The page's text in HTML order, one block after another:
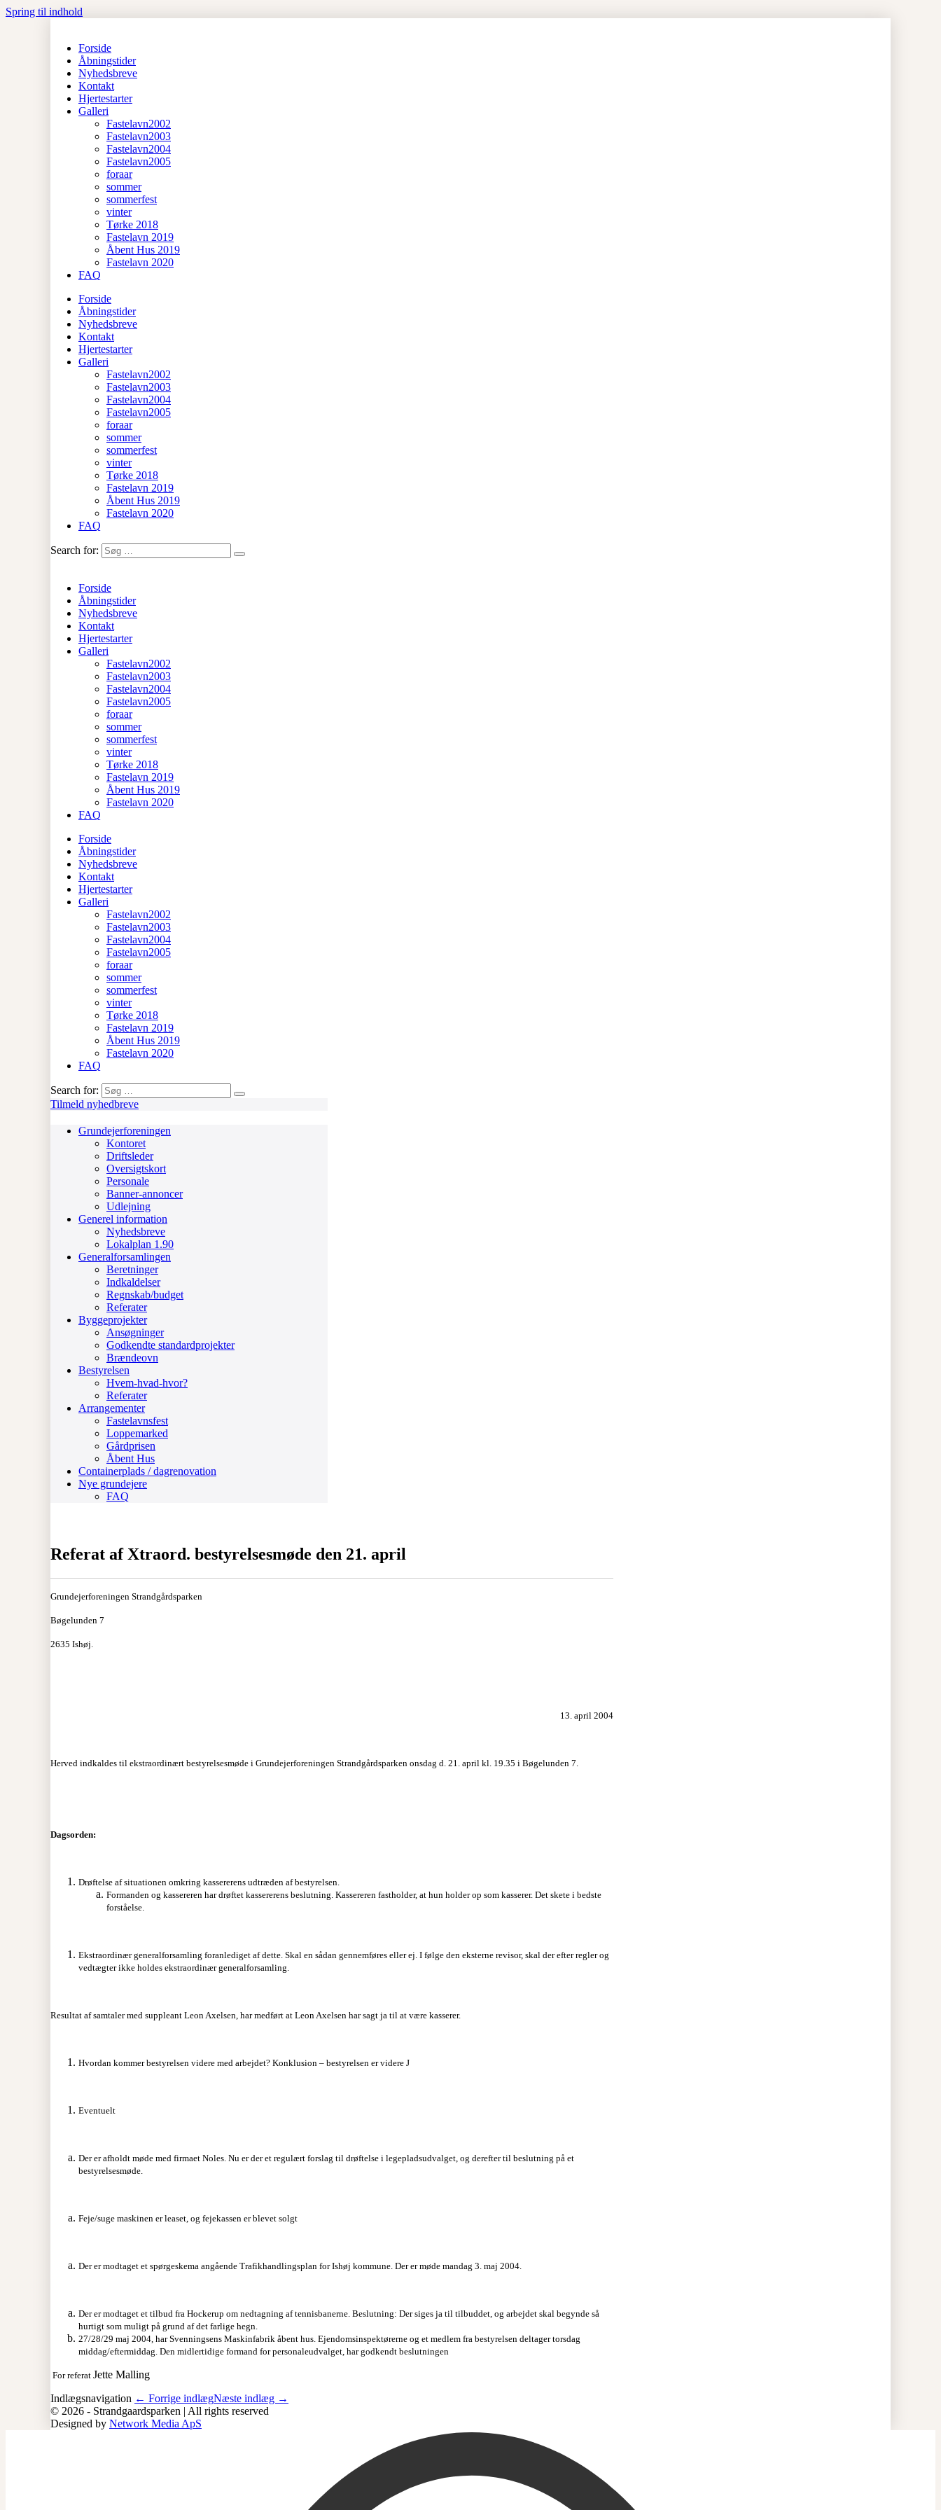
Spring til indhold
Forside
Åbningstider
Nyhedsbreve
Kontakt
Hjertestarter
Galleri
Fastelavn2002
Fastelavn2003
Fastelavn2004
Fastelavn2005
foraar
sommer
sommerfest
vinter
Tørke 2018
Fastelavn 2019
Åbent Hus 2019
Fastelavn 2020
FAQ
Forside
Åbningstider
Nyhedsbreve
Kontakt
Hjertestarter
Galleri
Fastelavn2002
Fastelavn2003
Fastelavn2004
Fastelavn2005
foraar
sommer
sommerfest
vinter
Tørke 2018
Fastelavn 2019
Åbent Hus 2019
Fastelavn 2020
FAQ
Search for:
Forside
Åbningstider
Nyhedsbreve
Kontakt
Hjertestarter
Galleri
Fastelavn2002
Fastelavn2003
Fastelavn2004
Fastelavn2005
foraar
sommer
sommerfest
vinter
Tørke 2018
Fastelavn 2019
Åbent Hus 2019
Fastelavn 2020
FAQ
Forside
Åbningstider
Nyhedsbreve
Kontakt
Hjertestarter
Galleri
Fastelavn2002
Fastelavn2003
Fastelavn2004
Fastelavn2005
foraar
sommer
sommerfest
vinter
Tørke 2018
Fastelavn 2019
Åbent Hus 2019
Fastelavn 2020
FAQ
Search for:
Tilmeld nyhedbreve
Grundejerforeningen
Kontoret
Driftsleder
Oversigtskort
Personale
Banner-annoncer
Udlejning
Generel information
Nyhedsbreve
Lokalplan 1.90
Generalforsamlingen
Beretninger
Indkaldelser
Regnskab/budget
Referater
Byggeprojekter
Ansøgninger
Godkendte standardprojekter
Brændeovn
Bestyrelsen
Hvem-hvad-hvor?
Referater
Arrangementer
Fastelavnsfest
Loppemarked
Gårdprisen
Åbent Hus
Containerplads / dagrenovation
Nye grundejere
FAQ
Referat af Xtraord. bestyrelsesmøde den 21. april
Grundejerforeningen Strandgårdsparken
Bøgelunden 7
2635 Ishøj.
13. april 2004
Herved indkaldes til ekstraordinært bestyrelsesmøde i Grundejerforeningen Strandgårdsparken onsdag d. 21. april kl. 19.35 i Bøgelunden 7.
Dagsorden:
Drøftelse af situationen omkring kassererens udtræden af bestyrelsen.
Formanden og kassereren har drøftet kassererens beslutning. Kassereren fastholder, at hun holder op som kasserer. Det skete i bedste
forståelse.
Ekstraordinær generalforsamling foranlediget af dette. Skal en sådan gennemføres eller ej. I følge den eksterne revisor, skal der efter regler og
vedtægter ikke holdes ekstraordinær generalforsamling.
Resultat af samtaler med suppleant Leon Axelsen, har medført at Leon Axelsen har sagt ja til at være kasserer.
Hvordan kommer bestyrelsen videre med arbejdet? Konklusion – bestyrelsen er videre J
Eventuelt
Der er afholdt møde med firmaet Noles. Nu er der et regulært forslag til drøftelse i legepladsudvalget, og derefter til beslutning på et
bestyrelsesmøde.
Feje/suge maskinen er leaset, og fejekassen er blevet solgt
Der er modtaget et spørgeskema angående Trafikhandlingsplan for Ishøj kommune. Der er møde mandag 3. maj 2004.
Der er modtaget et tilbud fra Hockerup om nedtagning af tennisbanerne. Beslutning: Der siges ja til tilbuddet, og arbejdet skal begynde så
hurtigt som muligt på grund af det farlige hegn.
27/28/29 maj 2004, har Svenningsens Maskinfabrik åbent hus. Ejendomsinspektørerne og et medlem fra bestyrelsen deltager torsdag
middag/eftermiddag. Den midlertidige formand for personaleudvalget, har godkendt beslutningen
For referat Jette Malling
Indlægsnavigation ← Forrige indlægNæste indlæg →
© 2026 - Strandgaardsparken | All rights reserved
Designed by Network Media ApS